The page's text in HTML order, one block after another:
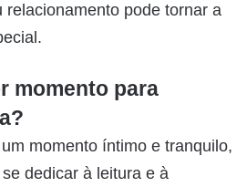
relacionamento pode tornar a
momento para
momento íntimo e tranquilo,
dedicar à leitura e à